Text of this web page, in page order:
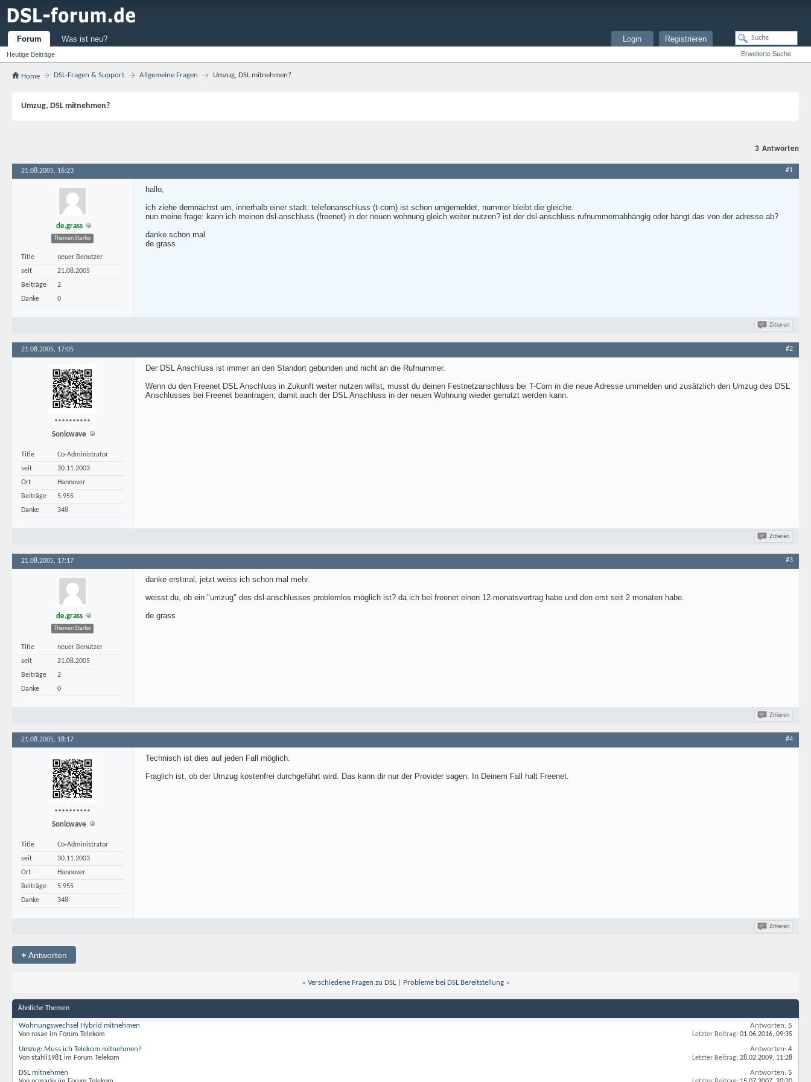
Forum
Heutige Beiträge
Was ist neu? Registrieren
Login
Erweiterte Suche
Home DSL-Fragen & Support Allgemeine Fragen Umzug, DSL mitnehmen?
Umzug, DSL mitnehmen?
3 Antworten
21.08.2005, 16:23 #1
de.grass
Themen Starter
Title
neuer Benutzer
seit
21.08.2005
Beiträge
2
Danke
0
hallo,
ich ziehe demnächst um, innerhalb einer stadt. telefonanschluss (t-com) ist schon umgemeldet, nummer bleibt die gleiche.
nun meine frage: kann ich meinen dsl-anschluss (freenet) in der neuen wohnung gleich weiter nutzen? ist der dsl-anschluss rufnummernabhängig oder hängt das von der adresse ab?
danke schon mal
de.grass
Zitieren
21.08.2005, 17:05 #2
**********
Sonicwave
Title
Co-Administrator
seit
30.11.2003
Ort
Hannover
Beiträge
5.955
Danke
348
Der DSL Anschluss ist immer an den Standort gebunden und nicht an die Rufnummer.
Wenn du den Freenet DSL Anschluss in Zukunft weiter nutzen willst, musst du deinen Festnetzanschluss bei T-Com in die neue Adresse ummelden und zusätzlich den Umzug des DSL
Anschlusses bei Freenet beantragen, damit auch der DSL Anschluss in der neuen Wohnung wieder genutzt werden kann.
Zitieren
21.08.2005, 17:17 #3
de.grass
Themen Starter
Title
neuer Benutzer
seit
21.08.2005
Beiträge
2
Danke
0
danke erstmal, jetzt weiss ich schon mal mehr.
weisst du, ob ein "umzug" des dsl-anschlusses problemlos möglich ist? da ich bei freenet einen 12-monatsvertrag habe und den erst seit 2 monaten habe.
de.grass
Zitieren
21.08.2005, 18:17 #4
**********
Sonicwave
Title
Co-Administrator
seit
30.11.2003
Ort
Hannover
Beiträge
5.955
Danke
348
Technisch ist dies auf jeden Fall möglich.
Fraglich ist, ob der Umzug kostenfrei durchgeführt wird. Das kann dir nur der Provider sagen. In Deinem Fall halt Freenet.
Zitieren
+Antworten
« Verschiedene Fragen zu DSL| Probleme bei DSL Bereitstellung »
Ähnliche Themen
Wohnungswechsel Hybrid mitnehmen
Von rosae im Forum Telekom
Antworten: 5
Letzter Beitrag: 01.06.2016, 09:35
Umzug: Muss ich Telekom mitnehmen?
Von stahli1981 im Forum Telekom
Antworten: 4
Letzter Beitrag: 28.02.2009, 11:28
DSL mitnehmen Antworten: 5